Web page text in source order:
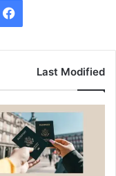
Last Modified